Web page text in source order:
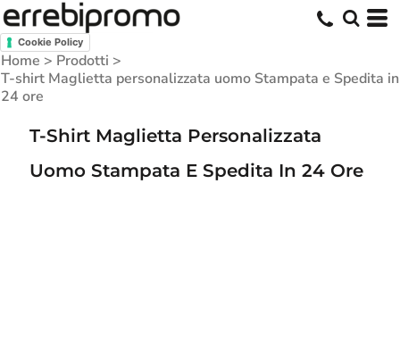
Cookie Policy
Home > Prodotti >
T-shirt Maglietta personalizzata uomo Stampata e Spedita in
24 ore
T-Shirt Maglietta Personalizzata
Uomo Stampata E Spedita In 24 Ore